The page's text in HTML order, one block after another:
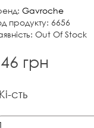
Gavroche
продукту: 6656
Out Of Stock
грн
сть